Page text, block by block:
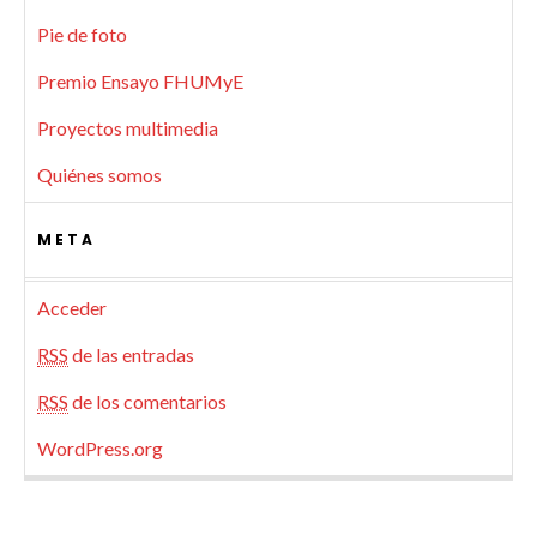
Pie de foto
Premio Ensayo FHUMyE
Proyectos multimedia
Quiénes somos
META
Acceder
RSS de las entradas
RSS de los comentarios
WordPress.org